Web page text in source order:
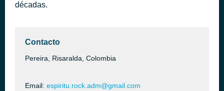
décadas.
Contacto
Pereira, Risaralda, Colombia
Email: espiritu.rock.adm@gmail.com